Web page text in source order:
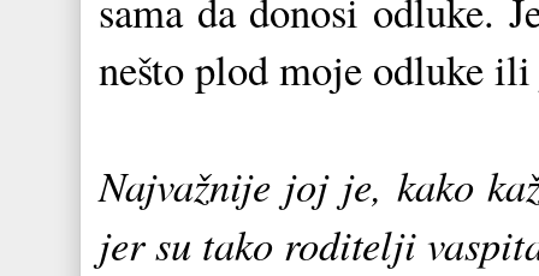
sama da donosi odluke.
nešto plod moje odluke
Najvažnije joj je, kako
jer su tako roditelji